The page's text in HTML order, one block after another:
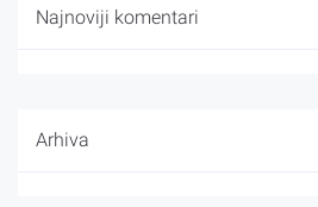
Najnoviji komentari
Arhiva